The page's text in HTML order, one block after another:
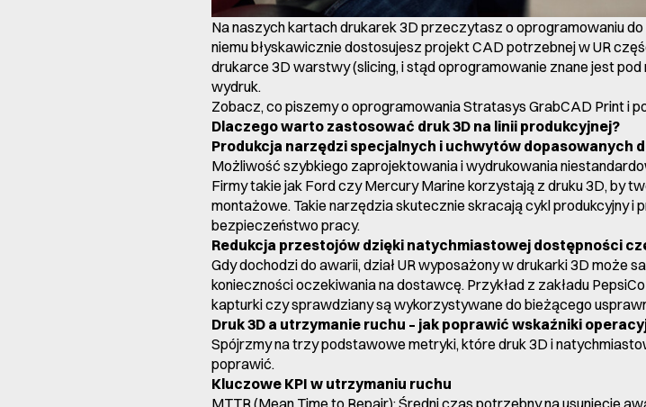
Na naszych kartach drukarek 3D przeczytasz o oprogramowaniu
niemu błyskawicznie dostosujesz projekt CAD potrzebnej w UR
drukarce 3D warstwy (slicing, i stąd oprogramowanie znane jest
wydruk.
Zobacz, co piszemy ooprogramowania Stratasys GrabCAD Printi
Dlaczego warto zastosować druk 3D na linii produkcyjnej?
Produkcja narzędzi specjalnych i uchwytów dopasowanych
Możliwość szybkiego zaprojektowania i wydrukowania
Firmy takie jak Ford czy Mercury Marine korzystają z druku 3D, by
montażowe. Takie narzędzia skutecznie skracają cykl produkcyjny i
bezpieczeństwo pracy.
Redukcja przestojów dzięki natychmiastowej dostępności
Gdy dochodzi do awarii, dział UR wyposażony w drukarki 3D może
konieczności oczekiwania na dostawcę. Przykład z zakładu
kapturki czy sprawdziany są wykorzystywane do bieżącego
Druk 3D a utrzymanie ruchu – jak poprawić wskaźniki
Spójrzmy na trzy podstawowe metryki, które druk 3D i
poprawić.
Kluczowe KPI w utrzymaniu ruchu
MTTR (Mean Time to Repair): Średni czas potrzebny na usunięcie